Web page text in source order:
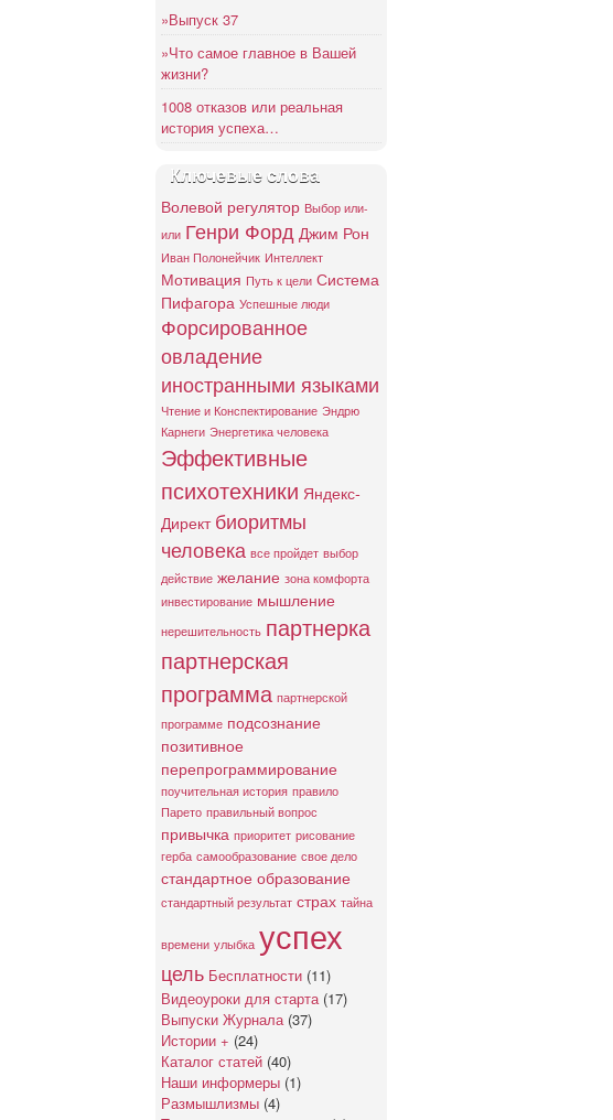
»Выпуск 37
»Что самое главное в Вашей
жизни?
1008 отказов или реальная
история успеха…
Ключевые слова
Волевой регулятор Выбор или-
или Генри Форд Джим Рон
Иван Полонейчик Интеллект
Мотивация Путь к цели Система
Пифагора Успешные люди
Форсированное
овладение
иностранными языками
Чтение и Конспектирование Эндрю
Карнеги Энергетика человека
Эффективные
психотехники Яндекс-
Директ биоритмы
человека все пройдет выбор
действие желание зона комфорта
инвестирование мышление
нерешительность партнерка
партнерская
программа партнерской
программе подсознание
позитивное
перепрограммирование
поучительная история правило
Парето правильный вопрос
привычка приоритет рисование
герба самообразование свое дело
стандартное образование
стандартный результат страх тайна
времени улыбка успех
цель Бесплатности (11)
Видеоуроки для старта (17)
Выпуски Журнала (37)
Истории + (24)
Каталог статей (40)
Наши информеры (1)
Размышлизмы (4)